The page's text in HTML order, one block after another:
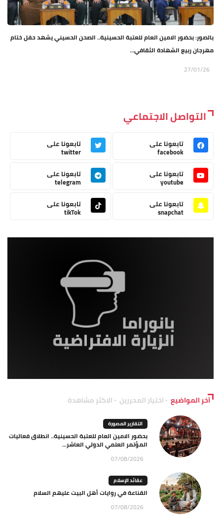
بالصور: بحضور الامين العام للعتبة الحسينية.. الصحن الحسيني يشهد حفل ختام
مهرجان ربيع الشهادة الثقافي...
27/01/26
التواصل الاجتماعي
تابعونا على
facebook
تابعونا على
twitter
تابعونا على
youtube
تابعونا على
telegram
تابعونا على
snapchat
تابعونا على
tikTok
آخر المواضيع اختيار المحررين الاكثر مشاهدة
التقارير المصورة
بحضور الامين العام للعتبة الحسينية.. انطلاق فعاليات
المؤتمر العلمي الدولي العاشر...
07/08/2026
عقائد الإسلام
القناعة في روايات أهل البيت عليهم السلام
07/08/2026